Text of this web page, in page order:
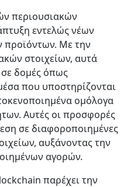
περιουσιακών
εντελώς νέων
προϊόντων. Με την
στοιχείων, αυτά
δομές όπως
που υποστηρίζονται
ομόλογα
Αυτές οι προσφορές
σε διαφοροποιημένες
αυξάνοντας την
αγορών.
παρέχει την